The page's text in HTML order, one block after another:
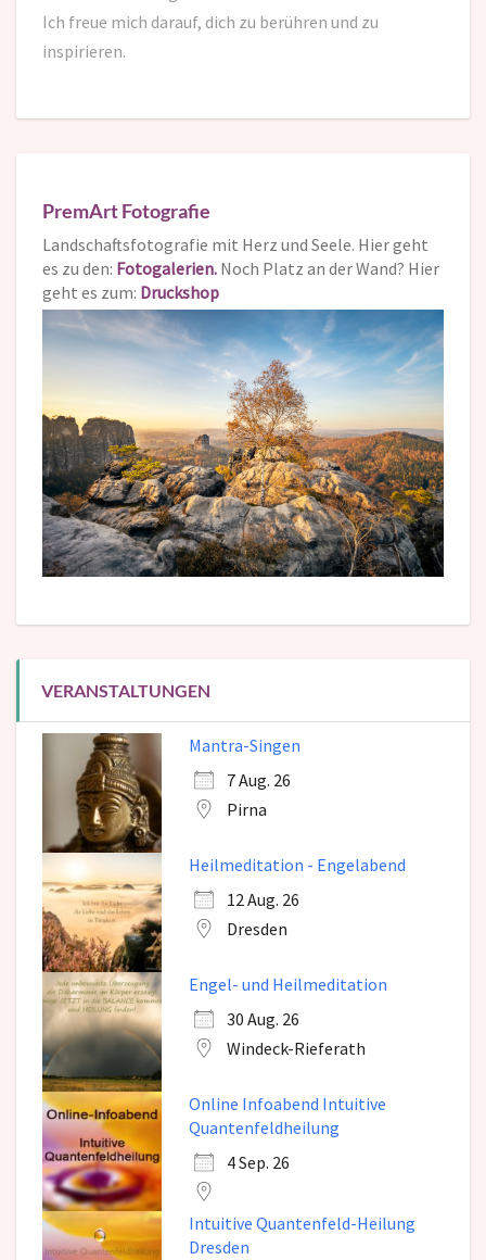
Ich freue mich darauf, dich zu berühren und zu
inspirieren.
PremArt Fotografie
Landschaftsfotografie mit Herz und Seele. Hier geht
es zu den: Fotogalerien. Noch Platz an der Wand? Hier
geht es zum: Druckshop
VERANSTALTUNGEN
Mantra-Singen
7 Aug. 26
Pirna
Heilmeditation - Engelabend
12 Aug. 26
Dresden
Engel- und Heilmeditation
30 Aug. 26
Windeck-Rieferath
Online Infoabend Intuitive
Quantenfeldheilung
4 Sep. 26
Intuitive Quantenfeld-Heilung
Dresden